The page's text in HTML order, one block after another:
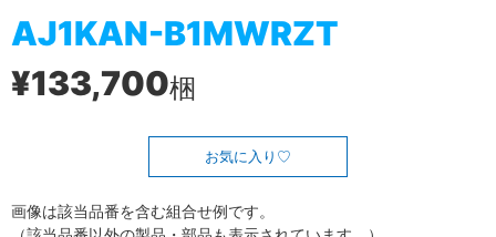
AJ1KAN-B1MWRZT
¥133,700梱
お気に入り
画像は該当品番を含む組合せ例です。